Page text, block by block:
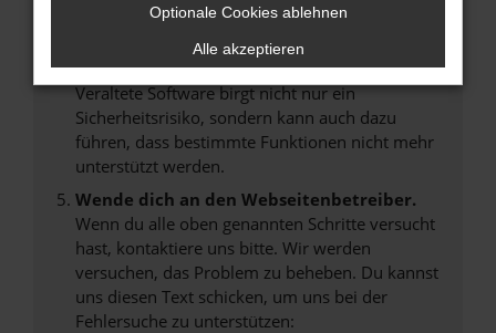
Stelle sicher, dass dein Browser und dein
Betriebssystem auf dem neuesten Stand
sind.
Veraltete Software birgt nicht nur ein
Sicherheitsrisiko, sondern kann auch dazu
führen, dass bestimmte Funktionen nicht mehr
unterstützt werden.
Wende dich an den Webseitenbetreiber.
Wenn du alle oben genannten Schritte versucht
hast, kontaktiere uns bitte. Wir werden
versuchen, das Problem zu beheben. Du kannst
uns diesen Text schicken, um uns bei der
Fehlersuche zu unterstützen:
Optionale Cookies ablehnen
Alle akzeptieren